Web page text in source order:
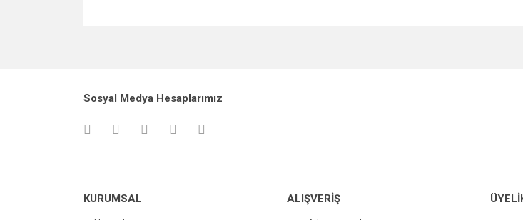
Ürün açıklamasında eksik bilgiler bulunuyor.
Sosyal Medya Hesaplarımız
KURUMSAL ALIŞVERİŞ